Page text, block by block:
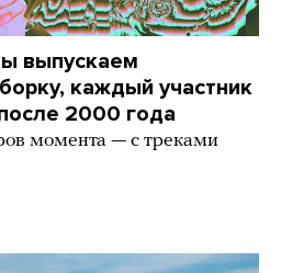
выпускаем
каждый участник
2000 года
момента — с треками